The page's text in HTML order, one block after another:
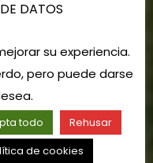
DATOS
su experiencia.
pero puede darse
todo
Rehusar
de cookies